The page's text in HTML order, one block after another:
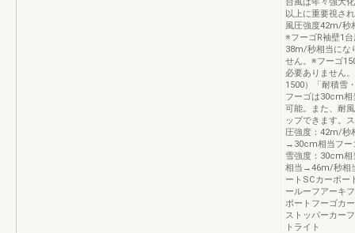
以上に重要視さ
風圧強度42m/秒
※フーゴR袖壁1
38m/秒相当にな
せん。※フーゴ
必要ありません
1500）「耐積雪
フーゴは30cm相
可能。また、耐
ップできます。
圧強度：42m/秒
→30cm相当フー
雪強度：30cm
相当→46m/秒相
ートSCカーポー
ールーフアーキ
ポートフーゴカ
ストッパーカー
トライト